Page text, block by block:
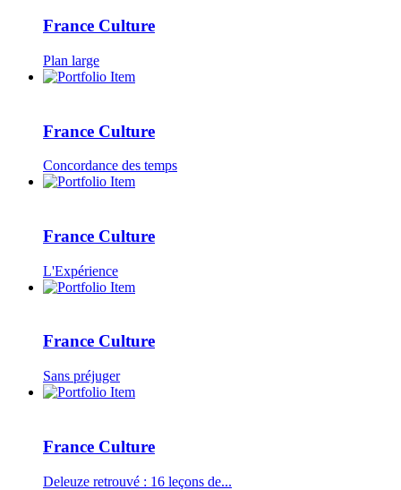
France Culture
Plan large
France Culture
Concordance des temps
France Culture
L'Expérience
France Culture
Sans préjuger
France Culture
Deleuze retrouvé : 16 leçons de...